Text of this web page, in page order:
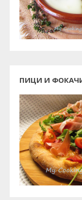
ПИЦИ И